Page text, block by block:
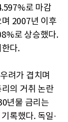
로 마감
2007년 이후
로 상승했다.
다.
려가 겹치며
의 거취 논란
년물 금리는
록했다. 독일·